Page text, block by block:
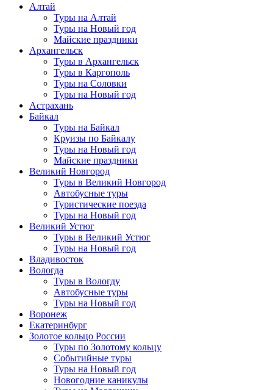
Алтай
Туры на Алтай
Туры на Новый год
Майские праздники
Архангельск
Туры в Архангельск
Туры в Каргополь
Туры на Соловки
Туры на Новый год
Астрахань
Байкал
Туры на Байкал
Круизы по Байкалу
Туры на Новый год
Майские праздники
Великий Новгород
Туры в Великий Новгород
Автобусные туры
Туристические поезда
Туры на Новый год
Великий Устюг
Туры в Великий Устюг
Туры на Новый год
Владивосток
Вологда
Туры в Вологду
Автобусные туры
Туры на Новый год
Воронеж
Екатеринбург
Золотое кольцо России
Туры по Золотому кольцу
Событийные туры
Туры на Новый год
Новогодние каникулы